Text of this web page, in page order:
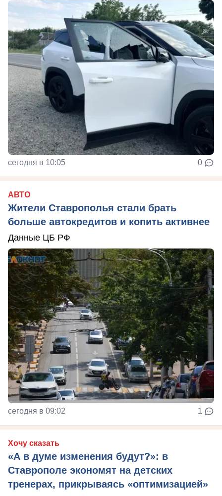
сегодня в 10:05 0
АВТО
Жители Ставрополья стали брать
больше автокредитов и копить активнее
Данные ЦБ РФ
сегодня в 09:02 1
Хочу сказать
«А в думе изменения будут?»: в
Ставрополе экономят на детских
тренерах, прикрываясь «оптимизацией»